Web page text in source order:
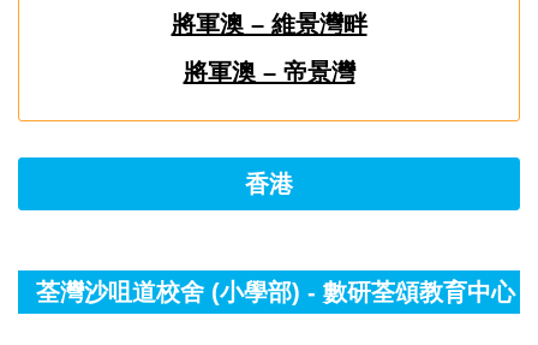
將軍澳 – 維景灣畔
將軍澳 – 帝景灣
香港
荃灣沙咀道校舍 (小學部) - 數研荃頌教育中心